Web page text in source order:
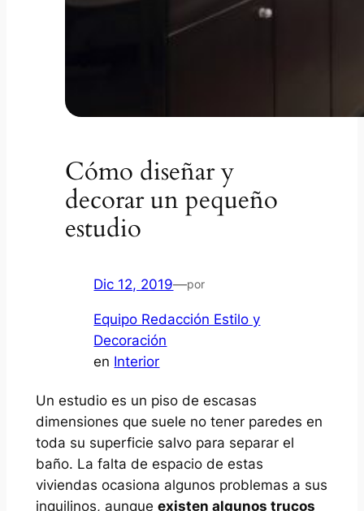
Cómo diseñar y
decorar un pequeño
estudio
Dic 12, 2019—por
Equipo Redacción Estilo y
Decoración
en Interior
Un estudio es un piso de escasas
dimensiones que suele no tener paredes en
toda su superficie salvo para separar el
baño. La falta de espacio de estas
viviendas ocasiona algunos problemas a sus
inquilinos, aunque existen algunos trucos